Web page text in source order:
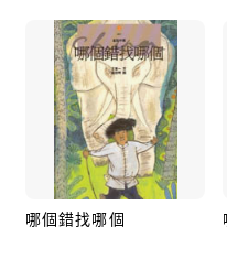
哪個錯找哪個